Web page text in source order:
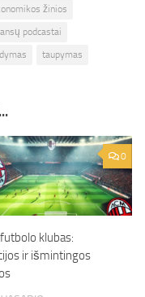
žinios
podcastai
taupymas
0
klubas:
ir išmintingos